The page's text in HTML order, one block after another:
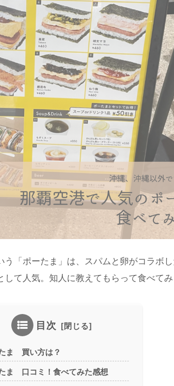
う「ポーたま」は、スパムと卵がコラボ
て人気。知人に教えてもらって食べてみ
目次
ま 買い方は？
ま 口コミ！食べてみた感想